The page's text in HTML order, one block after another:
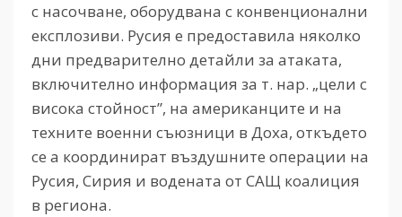
с насочване, оборудвана с конвенционални
експлозиви. Русия е предоставила няколко
дни предварително детайли за атаката,
включително информация за т. нар. „цели с
висока стойност”, на американците и на
техните военни съюзници в Доха, откъдето
се а координират въздушните операции на
Русия, Сирия и водената от САЩ коалиция
в региона.